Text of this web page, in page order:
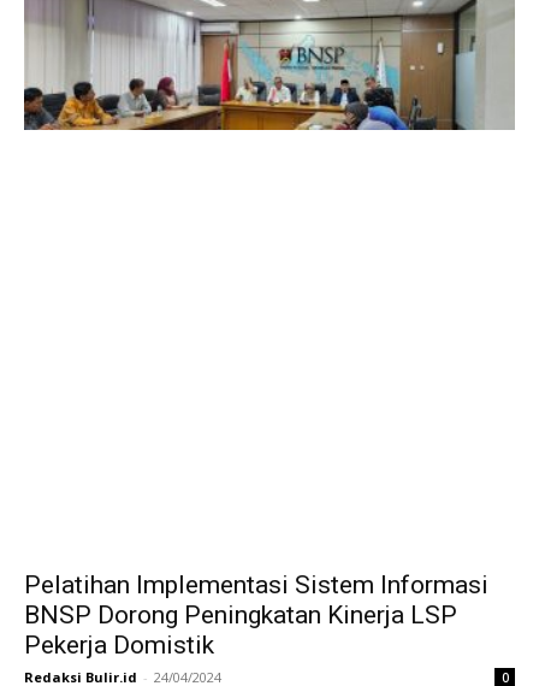
Pelatihan Implementasi Sistem Informasi
BNSP Dorong Peningkatan Kinerja LSP
Pekerja Domistik
Redaksi Bulir.id - 24/04/2024 0